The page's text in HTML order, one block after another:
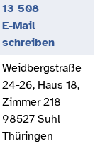
13 508
E-Mail
schreiben
Weidbergstraße
24-26, Haus 18,
Zimmer 218
98527 Suhl
Thüringen